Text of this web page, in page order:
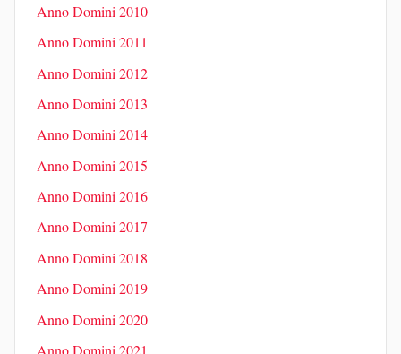
Anno Domini 2010
Anno Domini 2011
Anno Domini 2012
Anno Domini 2013
Anno Domini 2014
Anno Domini 2015
Anno Domini 2016
Anno Domini 2017
Anno Domini 2018
Anno Domini 2019
Anno Domini 2020
Anno Domini 2021